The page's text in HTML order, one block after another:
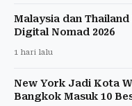
Malaysia dan
Digital Nomad 2026
1 hari lalu
New York Jadi Kota
Bangkok Masuk 10